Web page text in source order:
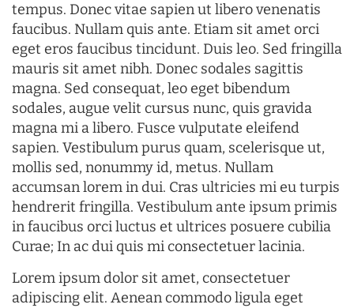
tempus. Donec vitae sapien ut libero venenatis
faucibus. Nullam quis ante. Etiam sit amet orci
eget eros faucibus tincidunt. Duis leo. Sed fringilla
mauris sit amet nibh. Donec sodales sagittis
magna. Sed consequat, leo eget bibendum
sodales, augue velit cursus nunc, quis gravida
magna mi a libero. Fusce vulputate eleifend
sapien. Vestibulum purus quam, scelerisque ut,
mollis sed, nonummy id, metus. Nullam
accumsan lorem in dui. Cras ultricies mi eu turpis
hendrerit fringilla. Vestibulum ante ipsum primis
in faucibus orci luctus et ultrices posuere cubilia
Curae; In ac dui quis mi consectetuer lacinia.
Lorem ipsum dolor sit amet, consectetuer
adipiscing elit. Aenean commodo ligula eget